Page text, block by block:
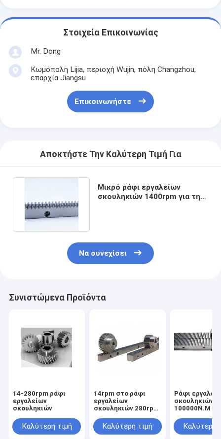
Στοιχεία Επικοινωνίας
Mr. Dong
Κωμόπολη Lijia, περιοχή Wujin, πόλη Changzhou,
επαρχία Jiangsu
Επικοινωνήστε
Αποκτήστε Την Καλύτερη Τιμή Για
Μικρό ράφι εργαλείων
σκουληκιών 1400rpm για την
Να συνεχίσει
Συνιστώμενα Προϊόντα
14-280rpm ράφι
εργαλείων
σκουληκιών
Καλύτερη τιμή
14rpm στο ράφι
εργαλείων
σκουληκιών 280rpm
100000N.M
Καλύτερη τιμή
Ράφι
σκουληκιών
100000N.M
Καλύτερη